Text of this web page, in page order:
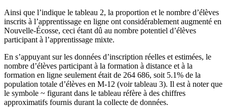
Ainsi que l’indique le tableau 2, la proportion et le nombre d’élèves
inscrits à l’apprentissage en ligne ont considérablement augmenté en
Nouvelle-Écosse, ceci étant dû au nombre potentiel d’élèves
participant à l’apprentissage mixte.
En s’appuyant sur les données d’inscription réelles et estimées, le
nombre d’élèves participant à la formation à distance et à la
formation en ligne seulement était de 264 686, soit 5.1% de la
population totale d’élèves en M-12 (voir tableau 3). Il est à noter que
le symbole ~ figurant dans le tableau réfère à des chiffres
approximatifs fournis durant la collecte de données.